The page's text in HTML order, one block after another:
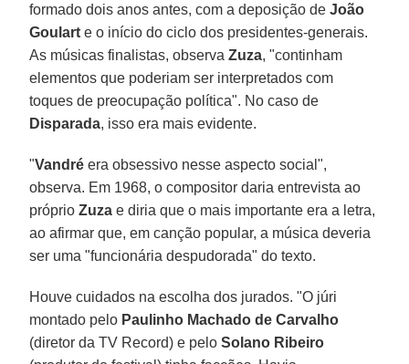
formado dois anos antes, com a deposição de João
Goulart e o início do ciclo dos presidentes-generais.
As músicas finalistas, observaZuza, "continham
elementos que poderiam ser interpretados com
toques de preocupação política". No caso de
Disparada, isso era mais evidente.
"Vandré era obsessivo nesse aspecto social",
observa. Em 1968, o compositor daria entrevista ao
próprioZuza e diria que o mais importante era a letra,
ao afirmar que, em canção popular, a música deveria
ser uma "funcionária despudorada" do texto.
Houve cuidados na escolha dos jurados. "O júri
montado pelo Paulinho Machado de Carvalho
(diretor da TV Record) e peloSolano Ribeiro